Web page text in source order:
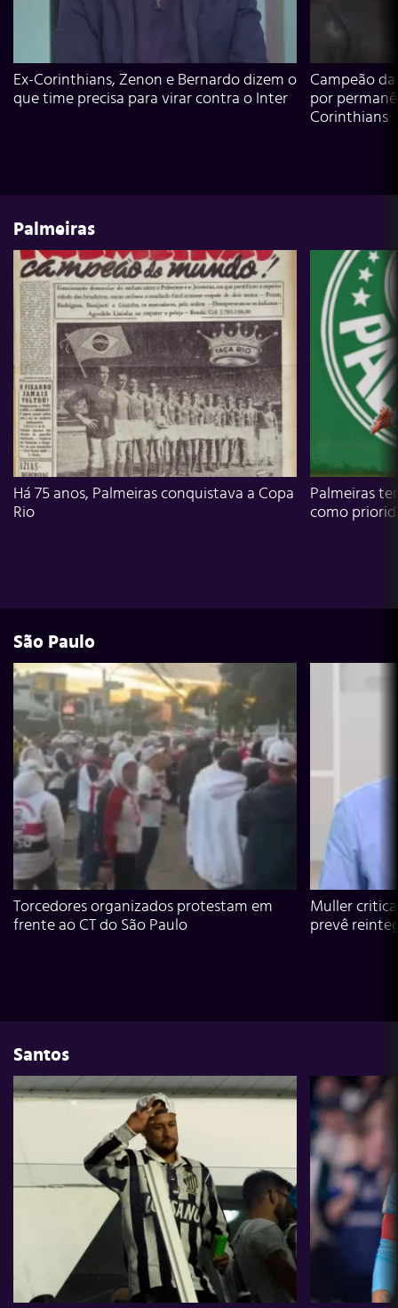
Ex-Corinthians, Zenon e Bernardo dizem o
que time precisa para virar contra o Inter
Campeão
por
Corinthians
Palmeiras
Há 75 anos, Palmeiras conquistava a Copa
Rio
Palmeiras
como
São Paulo
Torcedores organizados protestam em
frente ao CT do São Paulo
Muller
prevê
Santos